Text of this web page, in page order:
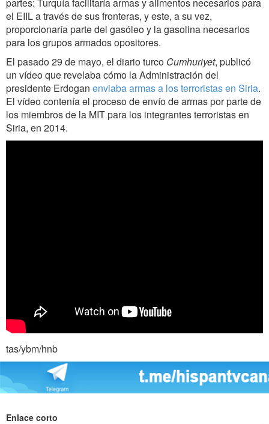
partes: Turquía facilitaría armas y alimentos necesarios para
el EIIL a través de sus fronteras, y este, a su vez,
proporcionaría parte del gasóleo y la gasolina necesarios
para los grupos armados opositores.
El pasado 29 de mayo, el diario turco Cumhuriyet, publicó
un vídeo que revelaba cómo la Administración del
presidente Erdogan enviaba armas a los terroristas en Siria.
El vídeo contenía el proceso de envío de armas por parte de
los miembros de la MIT para los integrantes terroristas en
Siria, en 2014.
tas/ybm/hnb
Enlace corto